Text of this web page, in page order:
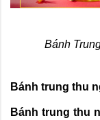
Bánh
Bánh trung thu
Bánh trung thu